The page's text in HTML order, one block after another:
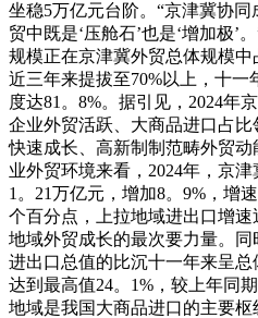
坐稳5万亿元台阶。“京津冀协
贸中既是‘压舱石’也是‘增加极’
规模正在京津冀外贸总体规模中
近三年来提拔至70%以上，十
度达81。8%。据引见，2024年
企业外贸活跃、大商品进口占
快速成长、高新制制范畴外贸
业外贸环境来看，2024年，京
1。21万亿元，增加8。9%，增
个百分点，上拉地域进出口增
地域外贸成长的最次要力量。
进出口总值的比沉十一年来呈
达到最高值24。1%，较上年同
地域是我国大商品进口的主要枢